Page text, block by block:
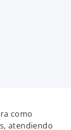
como
atendiendo